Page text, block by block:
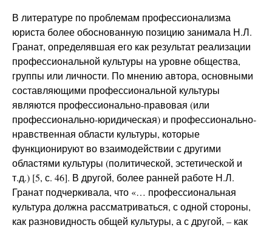
В литературе по проблемам профессионализма
юриста более обоснованную позицию занимала Н.Л.
Гранат, определявшая его как результат реализации
профессиональной культуры на уровне общества,
группы или личности. По мнению автора, основными
составляющими профессиональной культуры
являются профессионально-правовая (или
профессионально-юридическая) и профессионально-
нравственная области культуры, которые
функционируют во взаимодействии с другими
областями культуры (политической, эстетической и
т.д.) [5, с. 46]. В другой, более ранней работе Н.Л.
Гранат подчеркивала, что «… профессиональная
культура должна рассматриваться, с одной стороны,
как разновидность общей культуры, а с другой, – как